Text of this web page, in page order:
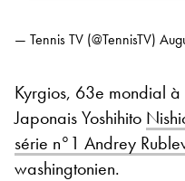
— Tennis TV (@TennisTV)
Kyrgios, 63e mondial à
Japonais Yoshihito
série n°1 Andrey
washingtonien.